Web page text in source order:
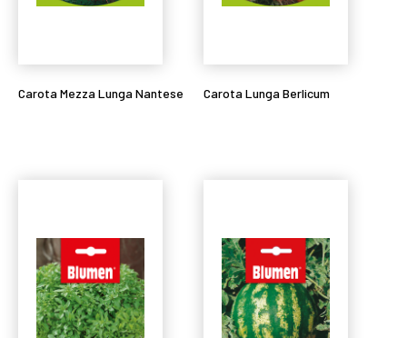
Carota Mezza Lunga Nantese Carota Lunga Berlicum